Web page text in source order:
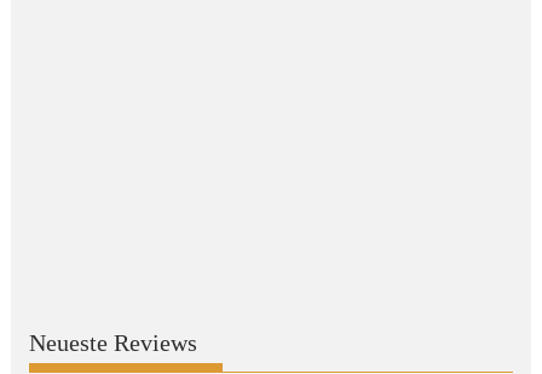
Neueste Reviews